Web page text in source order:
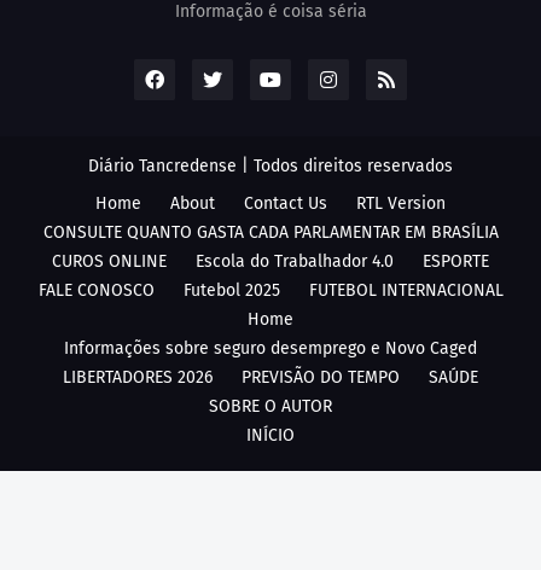
Informação é coisa séria
Diário Tancredense | Todos direitos reservados
Home
About Contact Us
RTL Version
CONSULTE QUANTO GASTA CADA PARLAMENTAR EM BRASÍLIA
CUROS ONLINE
Escola do Trabalhador 4.0
ESPORTE
FALE CONOSCO
Futebol 2025
FUTEBOL INTERNACIONAL
Home
Informações sobre seguro desemprego e Novo Caged
LIBERTADORES 2026
PREVISÃO DO TEMPO
SAÚDE
SOBRE O AUTOR
INÍCIO